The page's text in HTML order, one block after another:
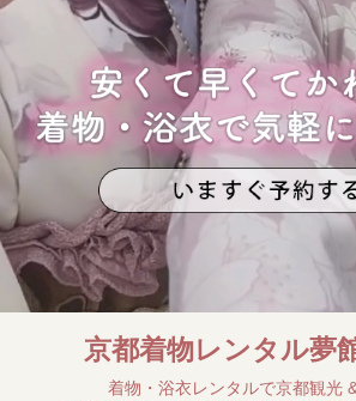
京都着物レンタル夢
着物・浴衣レンタルで京都観光